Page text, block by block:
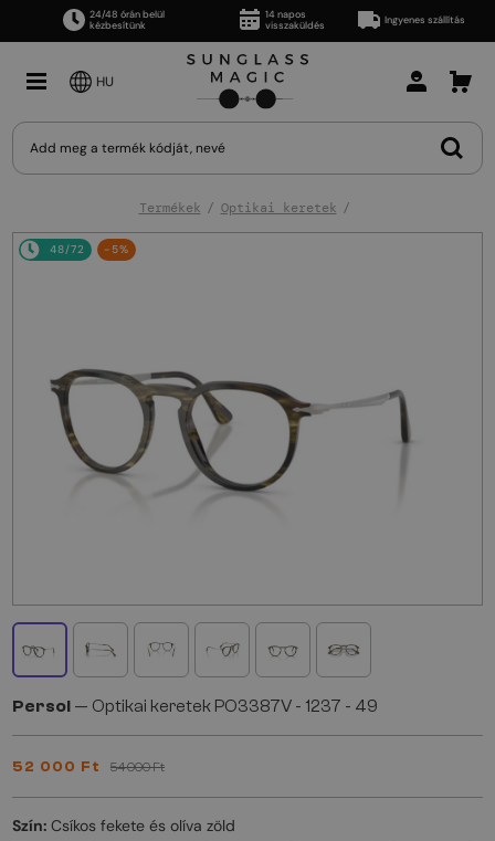
24/48 órán belül
kézbesítünk
14 napos
visszaküldés
Ingyenes szállítás
HU
Termékek Optikai keretek
48/72 -5%
Persol — Optikai keretek PO3387V - 1237 - 49
52 000 Ft 54 000 Ft
Szín: Csíkos fekete és olíva zöld